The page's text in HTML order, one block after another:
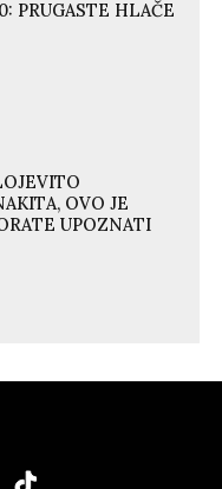
PRUGASTE HLAČE
OVO JE
UPOZNATI